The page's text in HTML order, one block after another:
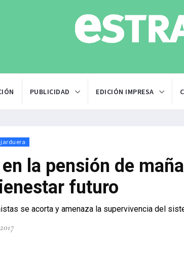
PUBLICIDAD EDICIÓN IMPRESA
la pensión de
futuro
se acorta y amenaza la supervivencia del